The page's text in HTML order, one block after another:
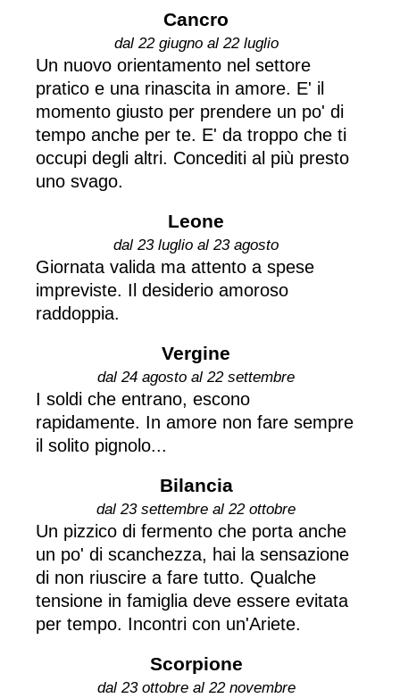
Cancro
dal 22 giugno al 22 luglio
Un nuovo orientamento nel settore
pratico e una rinascita in amore. E' il
momento giusto per prendere un po' di
tempo anche per te. E' da troppo che ti
occupi degli altri. Concediti al più presto
uno svago.
Leone
dal 23 luglio al 23 agosto
Giornata valida ma attento a spese
impreviste. Il desiderio amoroso
raddoppia.
Vergine
dal 24 agosto al 22 settembre
I soldi che entrano, escono
rapidamente. In amore non fare sempre
il solito pignolo...
Bilancia
dal 23 settembre al 22 ottobre
Un pizzico di fermento che porta anche
un po' di scanchezza, hai la sensazione
di non riuscire a fare tutto. Qualche
tensione in famiglia deve essere evitata
per tempo. Incontri con un'Ariete.
Scorpione
dal 23 ottobre al 22 novembre